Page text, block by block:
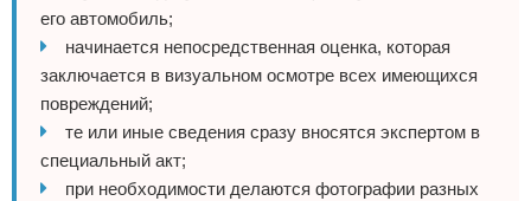
его автомобиль;
начинается непосредственная оценка, которая
заключается в визуальном осмотре всех имеющихся
повреждений;
те или иные сведения сразу вносятся экспертом в
специальный акт;
при необходимости делаются фотографии разных